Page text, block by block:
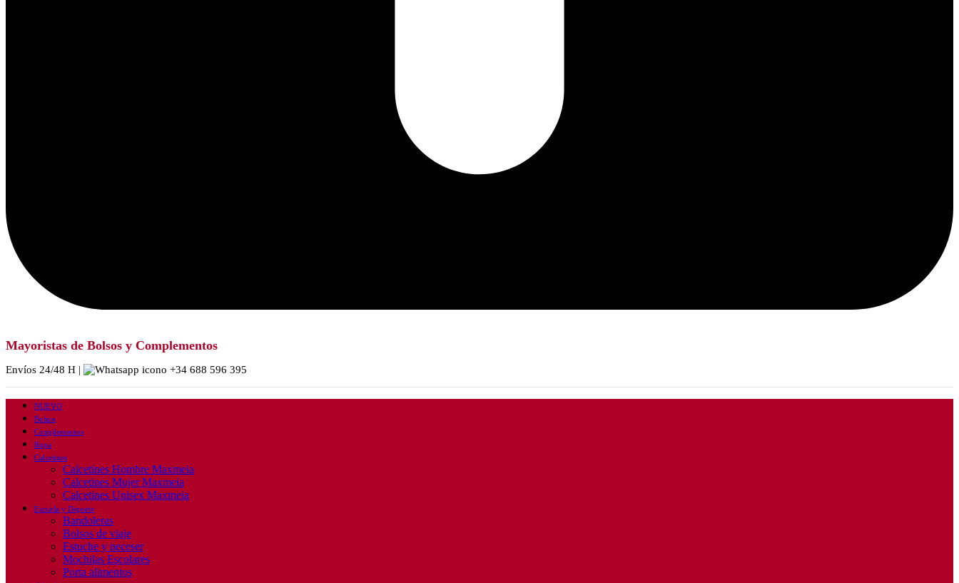
Mayoristas de Bolsos y Complementos
Envíos 24/48 H | +34 688 596 395
NUEVO
Bolsos
Complementos
Ropa
Calcetines
Calcetines Hombre Maxmeia
Calcetines Mujer Maxmeia
Calcetines Unisex Maxmeia
Escuela y Deporte
Bandoleras
Bolsos de viaje
Estuche y neceser
Mochilas Escolares
Porta alimentos